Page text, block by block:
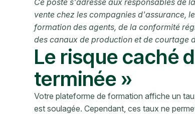
Ce poste s'adresse aux responsables de
vente chez les compagnies d'assurance,
formation des agents, de la conformité
des canaux de production et de courtage
Le risque caché
terminée »
Votre plateforme de formation affiche un
est soulagée. Cependant, ces taux ne